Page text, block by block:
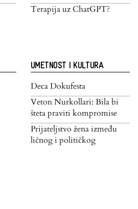
Terapija uz ChatGPT?
UMETNOST I KULTURA
Deca Dokufesta
Veton Nurkollari: Bila bi
šteta praviti kompromise
Prijateljstvo žena između
ličnog i političkog